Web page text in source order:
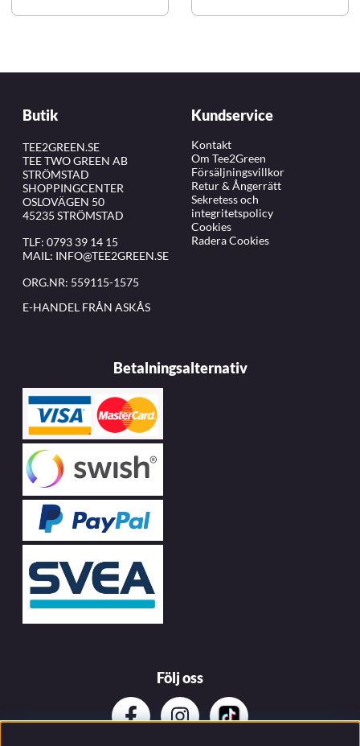
Butik
TEE2GREEN.SE
TEE TWO GREEN AB
STRÖMSTAD
SHOPPINGCENTER
OSLOVÄGEN 50
45235 STRÖMSTAD
TLF: 0793 39 14 15
MAIL: INFO@TEE2GREEN.SE
ORG.NR: 559115-1575
E-HANDEL FRÅN ASKÅS
Kundservice
Kontakt
Om Tee2Green
Försäljningsvillkor
Retur & Ångerrätt
Sekretess och
integritetspolicy
Cookies
Radera Cookies
Betalningsalternativ
Följ oss